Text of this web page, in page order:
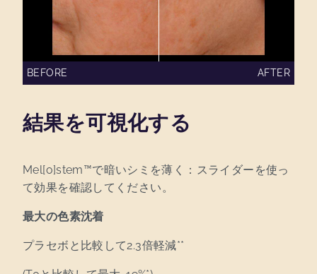
BEFORE AFTER
結果を可視化する
Mel[o]stem™で暗いシミを薄く：スライダーを使っ
て効果を確認してください。
最大の色素沈着
プラセボと比較して2.3倍軽減**